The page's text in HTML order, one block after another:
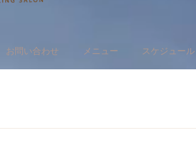
お問い合わせ メニュー スケジュール